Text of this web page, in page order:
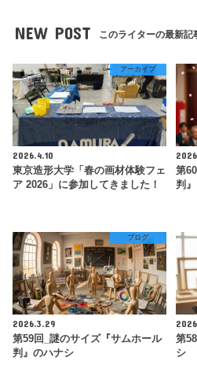
NEW POST このライターの最新記
アーカイブ
2026.4.10
東京造形大学「春の画材体験フェ
ア 2026」に参加してきました！
第
判
ブログ
2026.3.29
第59回_謎のサイズ『サムホール
判』のハナシ
第
シ